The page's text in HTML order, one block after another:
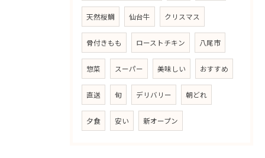
天然桜鯛 仙台牛 クリスマス
骨付きもも ローストチキン 八尾市
惣菜 スーパー 美味しい おすすめ
直送 旬 デリバリー 朝どれ
夕食 安い 新オープン